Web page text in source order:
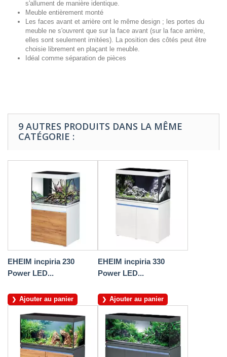
s'allument de manière identique.
Meuble entièrement monté
Les faces avant et arrière ont le même design ; les portes du
meuble ne s'ouvrent que sur la face avant (sur la face arrière,
elles sont seulement imitées). La position des côtés peut être
choisie librement en plaçant le meuble.
Idéal comme séparation de pièces
9 AUTRES PRODUITS DANS LA MÊME
CATÉGORIE :
EHEIM incpiria 230
Power LED...
Ajouter au panier
EHEIM incpiria 330
Power LED...
Ajouter au panier